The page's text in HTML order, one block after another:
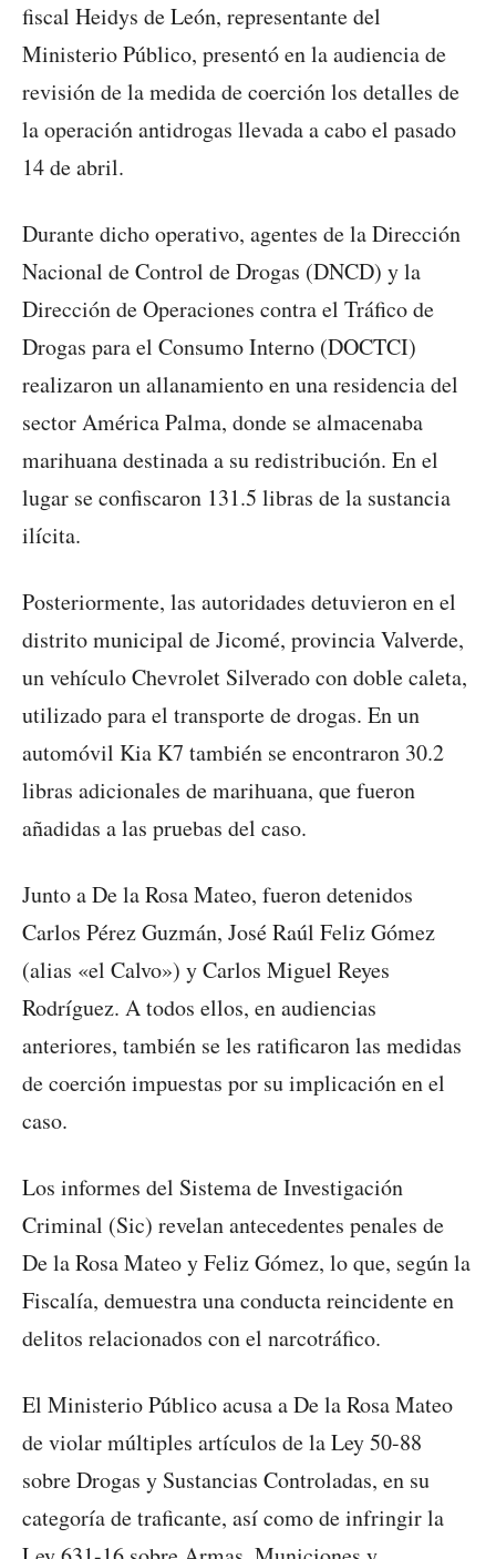
fiscal Heidys de León, representante del
Ministerio Público, presentó en la audiencia de
revisión de la medida de coerción los detalles de
la operación antidrogas llevada a cabo el pasado
14 de abril.
Durante dicho operativo, agentes de la Dirección
Nacional de Control de Drogas (DNCD) y la
Dirección de Operaciones contra el Tráfico de
Drogas para el Consumo Interno (DOCTCI)
realizaron un allanamiento en una residencia del
sector América Palma, donde se almacenaba
marihuana destinada a su redistribución. En el
lugar se confiscaron 131.5 libras de la sustancia
ilícita.
Posteriormente, las autoridades detuvieron en el
distrito municipal de Jicomé, provincia Valverde,
un vehículo Chevrolet Silverado con doble caleta,
utilizado para el transporte de drogas. En un
automóvil Kia K7 también se encontraron 30.2
libras adicionales de marihuana, que fueron
añadidas a las pruebas del caso.
Junto a De la Rosa Mateo, fueron detenidos
Carlos Pérez Guzmán, José Raúl Feliz Gómez
(alias «el Calvo») y Carlos Miguel Reyes
Rodríguez. A todos ellos, en audiencias
anteriores, también se les ratificaron las medidas
de coerción impuestas por su implicación en el
caso.
Los informes del Sistema de Investigación
Criminal (Sic) revelan antecedentes penales de
De la Rosa Mateo y Feliz Gómez, lo que, según la
Fiscalía, demuestra una conducta reincidente en
delitos relacionados con el narcotráfico.
El Ministerio Público acusa a De la Rosa Mateo
de violar múltiples artículos de la Ley 50-88
sobre Drogas y Sustancias Controladas, en su
categoría de traficante, así como de infringir la